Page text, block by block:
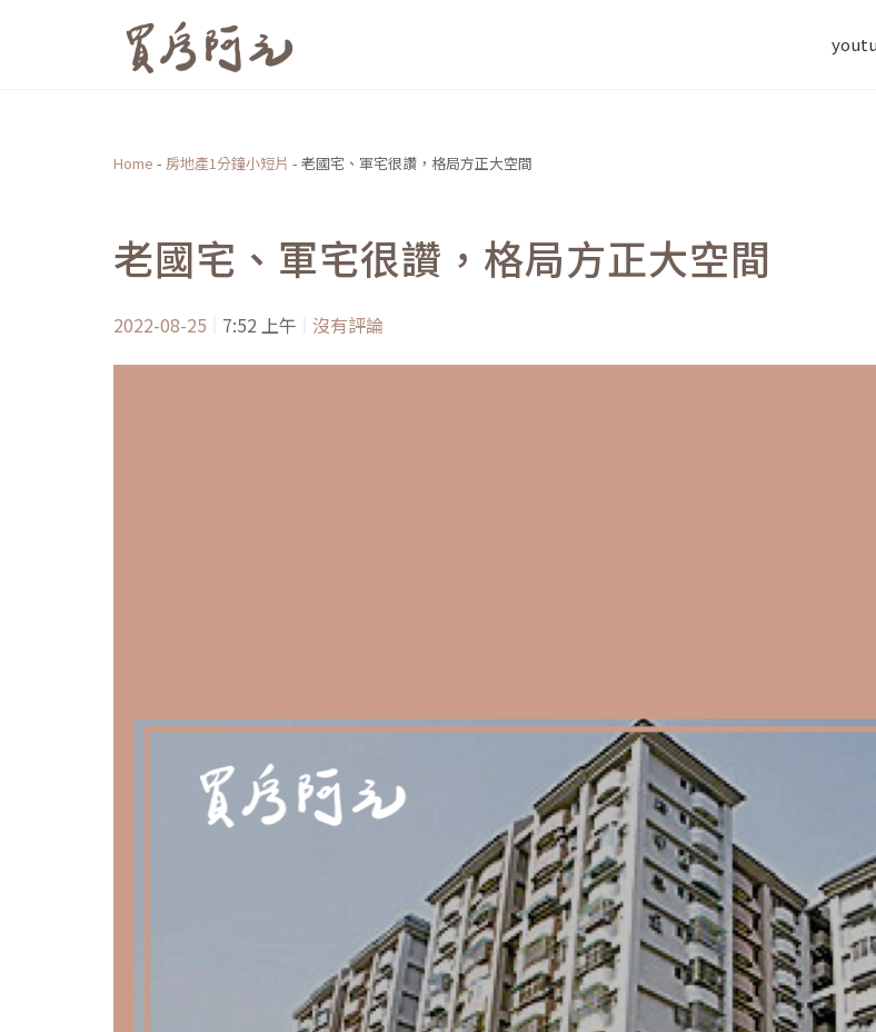
Home - 房地產1分鐘小短片 - 老國宅、軍宅很讚，格局方正大空間
老國宅、軍宅很讚，格局方正大空間
2022-08-25 7:52 上午 沒有評論